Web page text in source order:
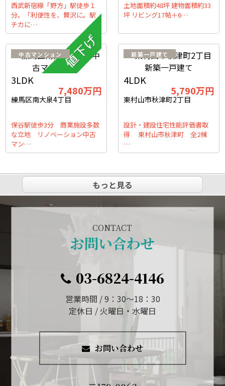
西武新宿線「野方」駅徒歩１
分。「利便性を、贅沢に。駅
チカに…
土地面積約48坪 建物面積約33
坪 リビング17帖＋6…
中古マンション
3LDK
7,480万円
練馬区南大泉4丁目
保谷駅徒歩3分 商業施設多数
な立地 リノベーション中古
マン…
新築一戸建て
4LDK
5,790万円
東村山市秋津町2丁目
設計・建設住宅性能評価書取
得 東村山市秋津町 全2棟
…
もっと見る
CONTACT
お問い合わせ
03-6824-4146
営業時間 / 9：30～18：30
定休日 / 火曜日・水曜日
お問い合わせ